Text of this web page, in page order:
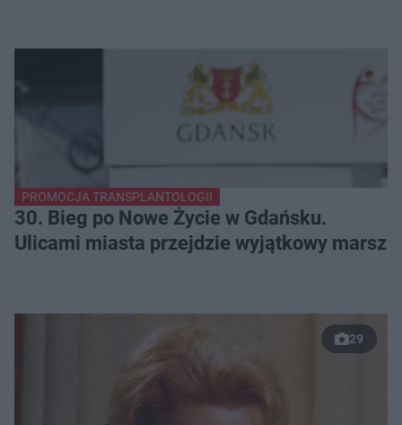
PROMOCJA TRANSPLANTOLOGII
30. Bieg po Nowe Życie w Gdańsku.
Ulicami miasta przejdzie wyjątkowy marsz
29